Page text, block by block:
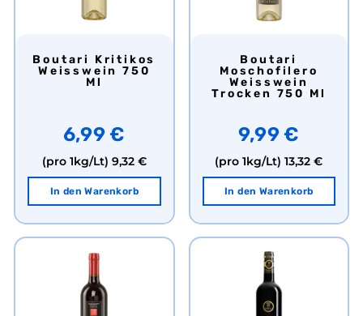
Boutari Kritikos
Weisswein 750
Ml
6,99 €
(pro 1kg/Lt) 9,32 €
In den Warenkorb
Boutari
Moschofilero
Weisswein
Trocken 750 Ml
9,99 €
(pro 1kg/Lt) 13,32 €
In den Warenkorb